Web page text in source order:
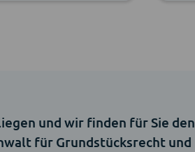
und wir finden für Sie den
für Grundstücksrecht und